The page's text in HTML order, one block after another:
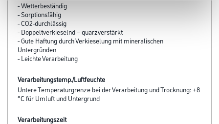
- Wetterbeständig
- Sorptionsfähig
- CO2-durchlässig
- Doppeltverkieselnd – quarzverstärkt
- Gute Haftung durch Verkieselung mit mineralischen
Untergründen
- Leichte Verarbeitung
Verarbeitungstemp./Luftfeuchte
Untere Temperaturgrenze bei der Verarbeitung und Trocknung: +8
°C für Umluft und Untergrund
Verarbeitungszeit